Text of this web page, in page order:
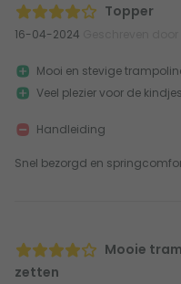
Topper
16-04-2024
Snel bezorgd en
Mooi en stevige
Veel plezier voor de kindjes
Handleiding
Mooie
zetten